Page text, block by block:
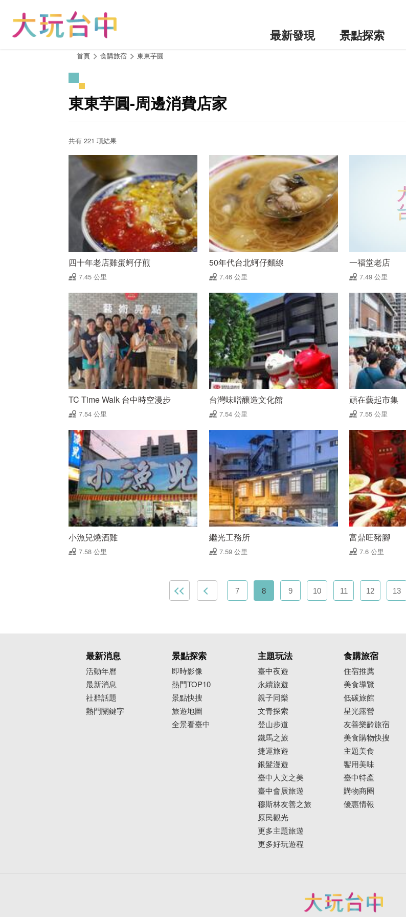
最新發現 景點探索
首頁 食購旅宿 東東芋圓
東東芋圓-周邊消費店家
共有 221 項結果
四十年老店雞蛋蚵仔煎
7.45 公里
50年代台北蚵仔麵線
7.46 公里
一福堂老店
7.49 公里
TC Time Walk 台中時空漫步
7.54 公里
台灣味噌釀造文化館
7.54 公里
頑在藝起市集
7.55 公里
小漁兒燒酒雞
7.58 公里
繼光工務所
7.59 公里
富鼎旺豬腳
7.6 公里
7 8 9 10 11 12 13
最新消息
活動年曆
最新消息
社群話題
熱門關鍵字
景點探索
即時影像
熱門TOP10
景點快搜
旅遊地圖
全景看臺中
主題玩法
臺中夜遊
永續旅遊
親子同樂
文青探索
登山步道
鐵馬之旅
捷運旅遊
銀髮漫遊
臺中人文之美
臺中會展旅遊
穆斯林友善之旅
原民觀光
更多主題旅遊
更多好玩遊程
食購旅宿
住宿推薦
美食導覽
低碳旅館
星光露營
友善樂齡旅宿
美食購物快搜
主題美食
饗用美味
臺中特產
購物商圈
優惠情報